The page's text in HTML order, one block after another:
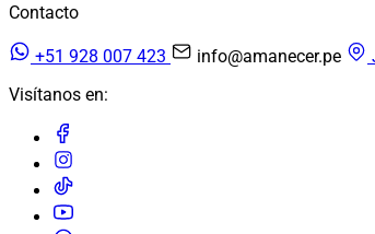
Contacto
+51 928 007 423 info@amanecer.pe
Visítanos en: